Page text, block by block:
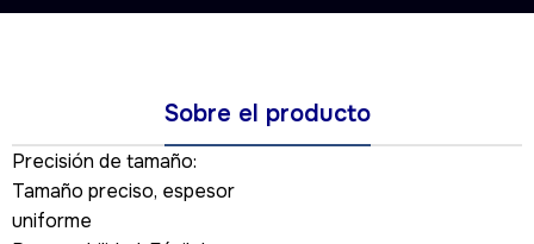
Sobre el producto
Precisión de tamaño:
Tamaño preciso, espesor
uniforme